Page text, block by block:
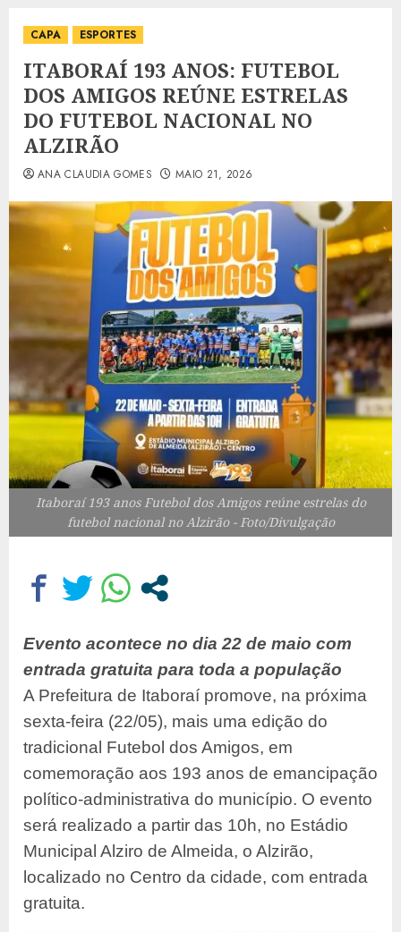
CAPA ESPORTES
ITABORAÍ 193 ANOS: FUTEBOL
DOS AMIGOS REÚNE ESTRELAS
DO FUTEBOL NACIONAL NO
ALZIRÃO
ANA CLAUDIA GOMES MAIO 21, 2026
Itaboraí 193 anos Futebol dos Amigos reúne estrelas do
futebol nacional no Alzirão - Foto/Divulgação
Evento acontece no dia 22 de maio com
entrada gratuita para toda a população
A Prefeitura de Itaboraí promove, na próxima
sexta-feira (22/05), mais uma edição do
tradicional Futebol dos Amigos, em
comemoração aos 193 anos de emancipação
político-administrativa do município. O evento
será realizado a partir das 10h, no Estádio
Municipal Alziro de Almeida, o Alzirão,
localizado no Centro da cidade, com entrada
gratuita.